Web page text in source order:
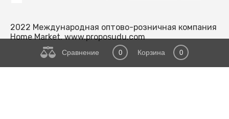
Сравнение 0 Корзина 0
2022 Международная оптово-розничная компания
Home Market. www.proposudu.com